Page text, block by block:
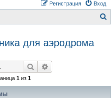
Вход
Регистрация
для аэродрома
Поиск
1из 1